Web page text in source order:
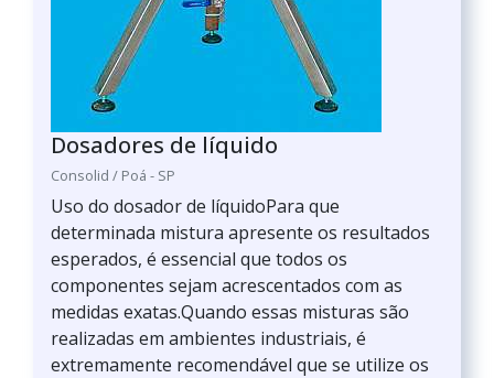
Dosadores de líquido
Consolid / Poá - SP
Uso do dosador de líquidoPara que
determinada mistura apresente os resultados
esperados, é essencial que todos os
componentes sejam acrescentados com as
medidas exatas.Quando essas misturas são
realizadas em ambientes industriais, é
extremamente recomendável que se utilize os